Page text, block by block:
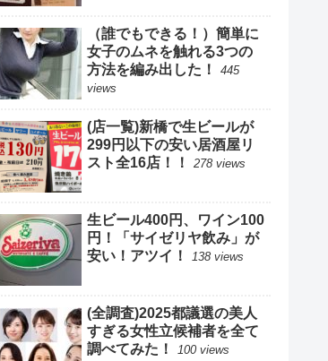
（誰でもできる！）簡単に
女子のムネを触れる3つの
方法を編み出した！
445
views
(店一覧)新橋で生ビールが
299円以下の安い居酒屋リ
スト全16店！！
278 views
生ビール400円、ワイン100
円！「サイゼリヤ飲み」が
安い！アツイ！
138 views
(全調査)2025都議選の美人
すぎる女性立候補者を全て
調べてみた！
100 views